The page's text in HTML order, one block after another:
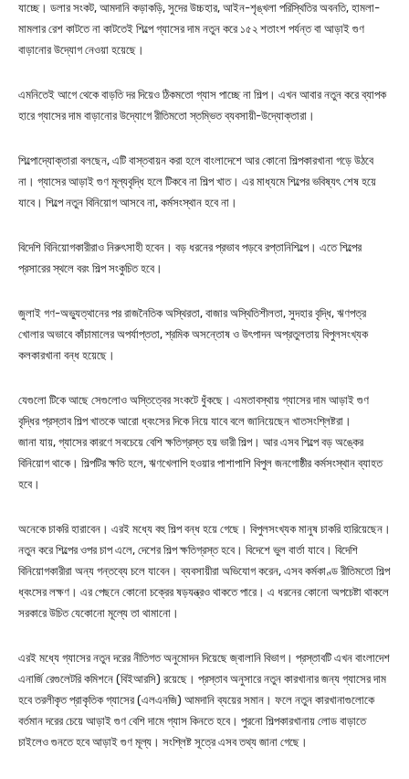
যাচ্ছে। ডলার সংকট, আমদানি কড়াকড়ি, সুদের উচ্চহার, আইন-শৃঙ্খলা পরিস্থিতির অবনতি, হামলা-
মামলার রেশ কাটতে না কাটতেই শিল্পে গ্যাসের দাম নতুন করে ১৫২ শতাংশ পর্যন্ত বা আড়াই গুণ
বাড়ানোর উদ্যোগ নেওয়া হয়েছে।
এমনিতেই আগে থেকে বাড়তি দর দিয়েও ঠিকমতো গ্যাস পাচ্ছে না শিল্প। এখন আবার নতুন করে ব্যাপক
হারে গ্যাসের দাম বাড়ানোর উদ্যোগে রীতিমতো স্তম্ভিত ব্যবসায়ী-উদ্যোক্তারা।
শিল্পোদ্যোক্তারা বলছেন, এটি বাস্তবায়ন করা হলে বাংলাদেশে আর কোনো শিল্পকারখানা গড়ে উঠবে
না। গ্যাসের আড়াই গুণ মূল্যবৃদ্ধি হলে টিকবে না শিল্প খাত। এর মাধ্যমে শিল্পের ভবিষ্যৎ শেষ হয়ে
যাবে। শিল্পে নতুন বিনিয়োগ আসবে না, কর্মসংস্থান হবে না।
বিদেশি বিনিয়োগকারীরাও নিরুৎসাহী হবেন। বড় ধরনের প্রভাব পড়বে রপ্তানিশিল্পে। এতে শিল্পের
প্রসারের স্থলে বরং শিল্প সংকুচিত হবে।
জুলাই গণ-অভ্যুত্থানের পর রাজনৈতিক অস্থিরতা, বাজার অস্থিতিশীলতা, সুদহার বৃদ্ধি, ঋণপত্র
খোলার অভাবে কাঁচামালের অপর্যাপ্ততা, শ্রমিক অসন্তোষ ও উৎপাদন অপ্রতুলতায় বিপুলসংখ্যক
কলকারখানা বন্ধ হয়েছে।
যেগুলো টিকে আছে সেগুলোও অস্তিত্বের সংকটে ধুঁকছে। এমতাবস্থায় গ্যাসের দাম আড়াই গুণ
বৃদ্ধির প্রস্তাব শিল্প খাতকে আরো ধ্বংসের দিকে নিয়ে যাবে বলে জানিয়েছেন খাতসংশ্লিষ্টরা।
জানা যায়, গ্যাসের কারণে সবচেয়ে বেশি ক্ষতিগ্রস্ত হয় ভারী শিল্প। আর এসব শিল্পে বড় অঙ্কের
বিনিয়োগ থাকে। শিল্পটির ক্ষতি হলে, ঋণখেলাপি হওয়ার পাশাপাশি বিপুল জনগোষ্ঠীর কর্মসংস্থান ব্যাহত
হবে।
অনেকে চাকরি হারাবেন। এরই মধ্যে বহু শিল্প বন্ধ হয়ে গেছে। বিপুলসংখ্যক মানুষ চাকরি হারিয়েছেন।
নতুন করে শিল্পের ওপর চাপ এলে, দেশের শিল্প ক্ষতিগ্রস্ত হবে। বিদেশে ভুল বার্তা যাবে। বিদেশি
বিনিয়োগকারীরা অন্য গন্তব্যে চলে যাবেন। ব্যবসায়ীরা অভিযোগ করেন, এসব কর্মকাণ্ড রীতিমতো শিল্প
ধ্বংসের লক্ষণ। এর পেছনে কোনো চক্রের ষড়যন্ত্রও থাকতে পারে। এ ধরনের কোনো অপচেষ্টা থাকলে
সরকারে উচিত যেকোনো মূল্যে তা থামানো।
এরই মধ্যে গ্যাসের নতুন দরের নীতিগত অনুমোদন দিয়েছে জ্বালানি বিভাগ। প্রস্তাবটি এখন বাংলাদেশ
এনার্জি রেগুলেটরি কমিশনে (বিইআরসি) রয়েছে। প্রস্তাব অনুসারে নতুন কারখানার জন্য গ্যাসের দাম
হবে তরলীকৃত প্রাকৃতিক গ্যাসের (এলএনজি) আমদানি ব্যয়ের সমান। ফলে নতুন কারখানাগুলোকে
বর্তমান দরের চেয়ে আড়াই গুণ বেশি দামে গ্যাস কিনতে হবে। পুরনো শিল্পকারখানায় লোড বাড়াতে
চাইলেও গুনতে হবে আড়াই গুণ মূল্য। সংশ্লিষ্ট সূত্রে এসব তথ্য জানা গেছে।